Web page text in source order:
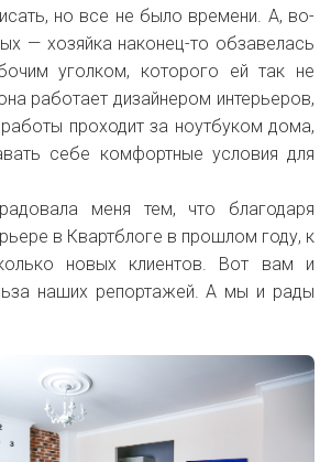
но все не было времени. А, во-
— хозяйка наконец-то обзавелась
уголком, которого ей так не
работает дизайнером интерьеров,
проходит за ноутбуком дома,
себе комфортные условия для
меня тем, что благодаря
в Квартблоге в прошлом году, к
новых клиентов. Вот вам и
наших репортажей. А мы и рады